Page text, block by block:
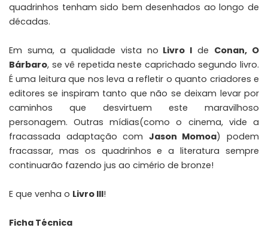
quadrinhos tenham sido bem desenhados ao longo de
décadas.
Em suma, a qualidade vista no Livro I de Conan, O
Bárbaro, se vê repetida neste caprichado segundo livro.
É uma leitura que nos leva a refletir o quanto criadores e
editores se inspiram tanto que não se deixam levar por
caminhos que desvirtuem este maravilhoso
personagem. Outras mídias(como o cinema, vide a
fracassada adaptação com Jason Momoa) podem
fracassar, mas os quadrinhos e a literatura sempre
continuarão fazendo jus ao cimério de bronze!
E que venha o Livro III!
Ficha Técnica